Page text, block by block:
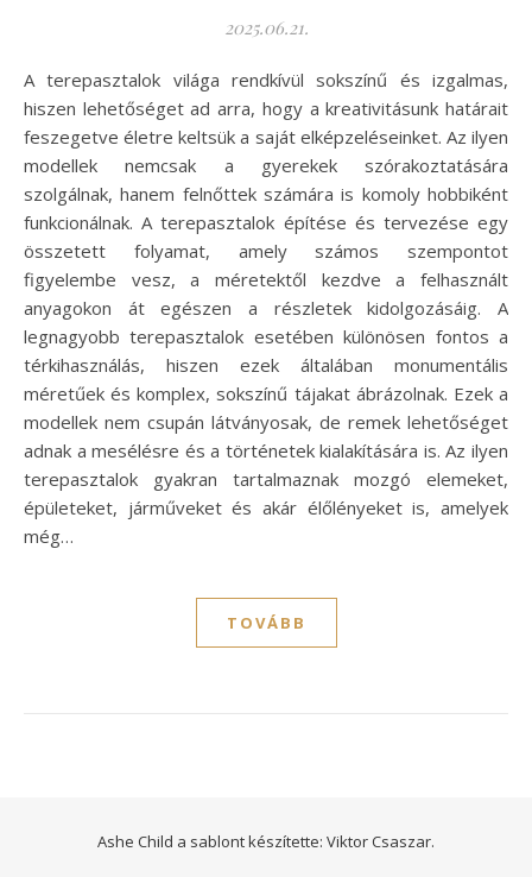
2025.06.21.
A terepasztalok világa rendkívül sokszínű és izgalmas,
hiszen lehetőséget ad arra, hogy a kreativitásunk határait
feszegetve életre keltsük a saját elképzeléseinket. Az ilyen
modellek nemcsak a gyerekek szórakoztatására
szolgálnak, hanem felnőttek számára is komoly hobbiként
funkcionálnak. A terepasztalok építése és tervezése egy
összetett folyamat, amely számos szempontot
figyelembe vesz, a méretektől kezdve a felhasznált
anyagokon át egészen a részletek kidolgozásáig. A
legnagyobb terepasztalok esetében különösen fontos a
térkihasználás, hiszen ezek általában monumentális
méretűek és komplex, sokszínű tájakat ábrázolnak. Ezek a
modellek nem csupán látványosak, de remek lehetőséget
adnak a mesélésre és a történetek kialakítására is. Az ilyen
terepasztalok gyakran tartalmaznak mozgó elemeket,
épületeket, járműveket és akár élőlényeket is, amelyek
még…
TOVÁBB
Ashe Child a sablont készítette: Viktor Csaszar.